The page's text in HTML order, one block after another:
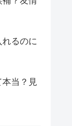
るのに
当？見